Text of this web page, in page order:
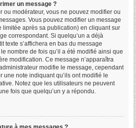
un message ?
ou modérateur, vous ne pouvez modifier ou
Vous pouvez modifier un message
après sa publication) en cliquant sur
correspondant. Si quelqu’un a déjà
texte s’affichera en bas du message
nombre de fois qu’il a été modifié ainsi que
modification. Ce message n’apparaîtra
modifie le message, cependant
une note indiquant qu’ils ont modifié le
Notez que les utilisateurs ne peuvent
fois que quelqu’un y a répondu.